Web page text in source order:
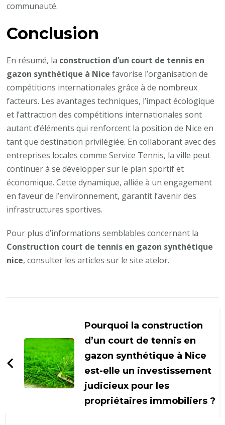
communauté.
Conclusion
En résumé, la construction d’un court de tennis en
gazon synthétique à Nice favorise l’organisation de
compétitions internationales grâce à de nombreux
facteurs. Les avantages techniques, l’impact écologique
et l’attraction des compétitions internationales sont
autant d’éléments qui renforcent la position de Nice en
tant que destination privilégiée. En collaborant avec des
entreprises locales comme Service Tennis, la ville peut
continuer à se développer sur le plan sportif et
économique. Cette dynamique, alliée à un engagement
en faveur de l’environnement, garantit l’avenir des
infrastructures sportives.
Pour plus d’informations semblables concernant la
Construction court de tennis en gazon synthétique
nice, consulter les articles sur le siteatelor.
Pourquoi la construction
d’un court de tennis en
gazon synthétique à Nice
est-elle un investissement
judicieux pour les
propriétaires immobiliers ?